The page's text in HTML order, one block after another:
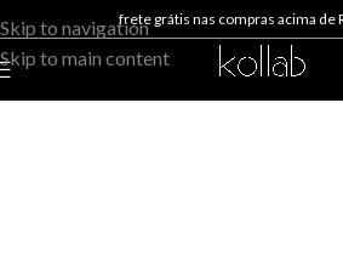
Skip to navigation
Skip to main content
frete grátis nas compras acima de
cosméticos